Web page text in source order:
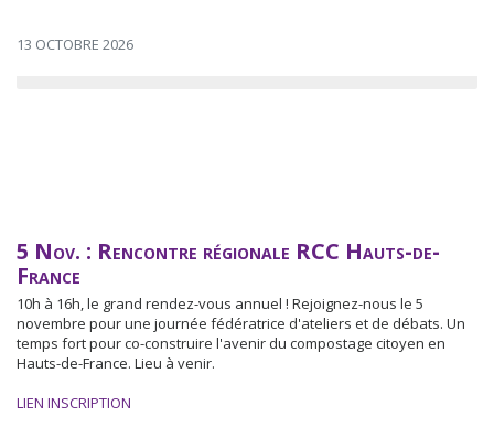
13 OCTOBRE 2026
5 Nov. : Rencontre régionale RCC Hauts-de-
France
10h à 16h, le grand rendez-vous annuel ! Rejoignez-nous le 5
novembre pour une journée fédératrice d'ateliers et de débats. Un
temps fort pour co-construire l'avenir du compostage citoyen en
Hauts-de-France. Lieu à venir.
LIEN INSCRIPTION